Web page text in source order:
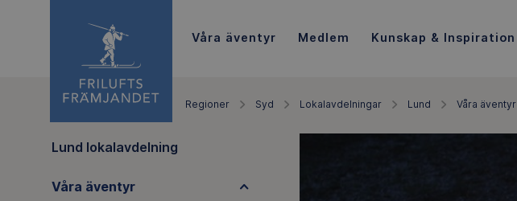
Våra äventyr Medlem Kunskap & Inspiration
Regioner Syd Lokalavdelningar Lund Våra äventyr
Lund lokalavdelning
Våra äventyr